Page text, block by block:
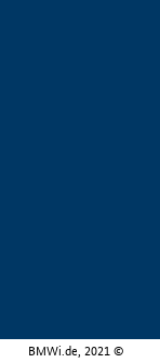
BMWi.de, 2021 ©